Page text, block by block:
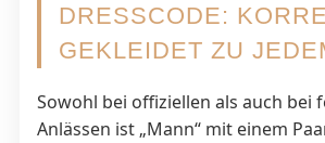
DRESSCODE:
GEKLEIDET ZU
Sowohl bei offiziellen als auch bei
Anlässen ist „Mann“ mit einem